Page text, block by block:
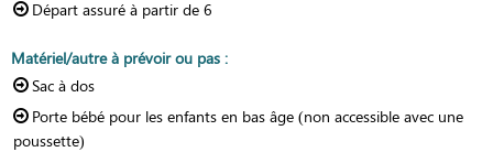
Départ assuré à partir de 6
Matériel/autre à prévoir ou pas :
Sac à dos
Porte bébé pour les enfants en bas âge (non accessible avec une
poussette)